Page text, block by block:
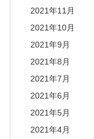
2021年11月
2021年10月
2021年9月
2021年8月
2021年7月
2021年6月
2021年5月
2021年4月